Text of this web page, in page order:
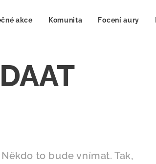
akce Komunita Focení aury
to bude vnímat. Tak,